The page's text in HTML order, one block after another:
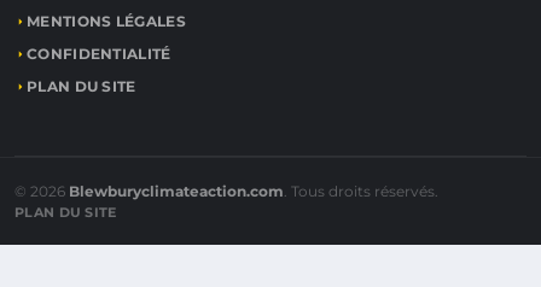
MENTIONS LÉGALES
CONFIDENTIALITÉ
PLAN DU SITE
© 2026 Blewburyclimateaction.com. Tous droits réservés.
PLAN DU SITE